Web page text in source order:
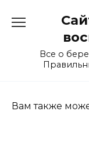
Все о
Вам также